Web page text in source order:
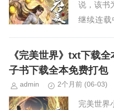
说，该书
继续连载
续关注本
时间更新
《完美世界》txt下载
子书下载全本免费打包
admin 2个月前 (06-03)
完美世界